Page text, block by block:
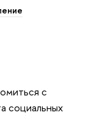
с
социальных